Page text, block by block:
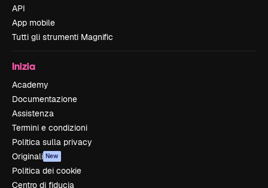
API
App mobile
Tutti gli strumenti Magnific
Inizia
Academy
Documentazione
Assistenza
Termini e condizioni
Politica sulla privacy
Originali New
Politica dei cookie
Centro di fiducia